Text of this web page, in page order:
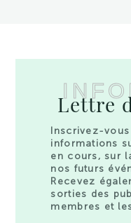
Lettre
Inscrivez-
informations
en cours, sur
nos futurs
Recevez
sorties des
membres et